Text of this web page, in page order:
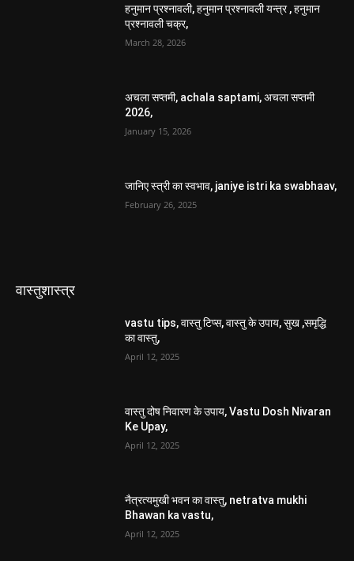
हनुमान प्रश्नावली, हनुमान प्रश्नावली यन्त्र , हनुमान
प्रश्नावली चक्र,
March 28, 2026
अचला सप्तमी, achala saptami, अचला सप्तमी
2026,
January 15, 2026
जानिए स्त्री का स्वभाव, janiye istri ka swabhaav,
February 26, 2025
वास्तुशास्त्र
vastu tips, वास्तु टिप्स, वास्तु के उपाय, सुख ,समृद्धि
का वास्तु,
April 12, 2025
वास्तु दोष निवारण के उपाय, Vastu Dosh Nivaran
Ke Upay,
April 12, 2025
नैत्रत्यमुखी भवन का वास्तु, netratva mukhi
Bhawan ka vastu,
April 12, 2025